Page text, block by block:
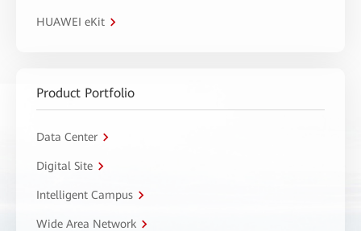
HUAWEI eKit
Product Portfolio
Data Center
Digital Site
Intelligent Campus
Wide Area Network